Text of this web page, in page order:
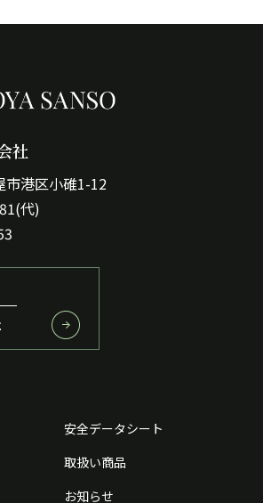
社
市港区小碓1-12
代)
安全データシート
取扱い商品
お知らせ